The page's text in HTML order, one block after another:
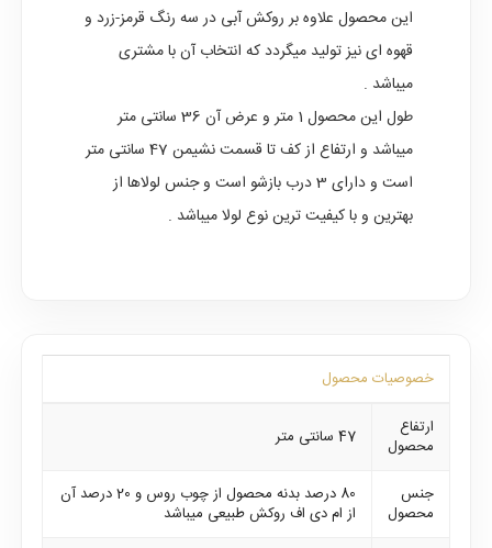
این محصول علاوه بر روکش آبی در سه رنگ قرمز-زرد و
قهوه ای نیز تولید میگردد که انتخاب آن با مشتری
میباشد .
طول این محصول 1 متر و عرض آن 36 سانتی متر
میباشد و ارتفاع از کف تا قسمت نشیمن 47 سانتی متر
است و دارای 3 درب بازشو است و جنس لولاها از
بهترین و با کیفیت ترین نوع لولا میباشد .
خصوصیات محصول
ارتفاع
محصول
47 سانتی متر
جنس
محصول
80 درصد بدنه محصول از چوب روس و 20 درصد آن
از ام دی اف روکش طبیعی میباشد